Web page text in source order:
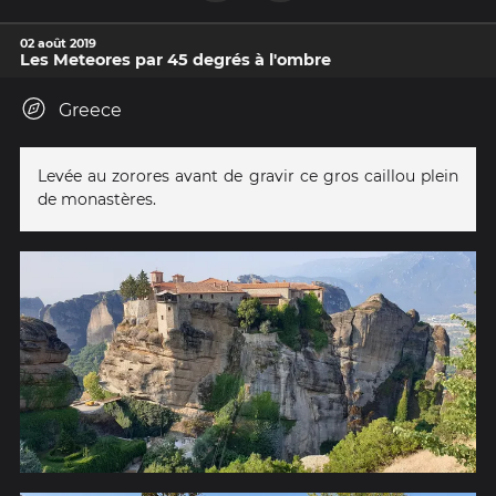
02 août 2019
Les Meteores par 45 degrés à l'ombre
Greece
Levée au zorores avant de gravir ce gros caillou plein
de monastères.